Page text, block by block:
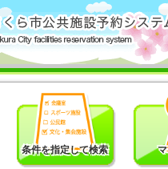
条件を指定して検索